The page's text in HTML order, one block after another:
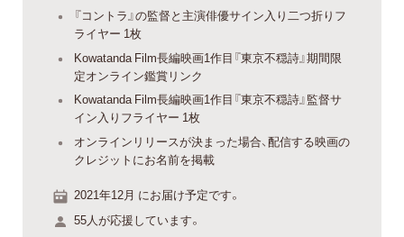
『コントラ』の監督と主演俳優サイン入り二つ折りフ
ライヤー 1枚
Kowatanda Film長編映画1作目『東京不穏詩』期間限
定オンライン鑑賞リンク
Kowatanda Film長編映画1作目『東京不穏詩』監督サ
イン入りフライヤー 1枚
オンラインリリースが決まった場合、配信する映画の
クレジットにお名前を掲載
2021年12月 にお届け予定です。
55人が応援しています。